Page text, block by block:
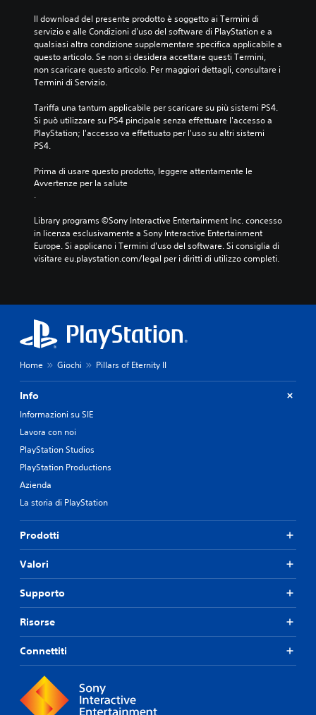
Il download del presente prodotto è soggetto ai Termini di
servizio e alle Condizioni d'uso del software di PlayStation e a
qualsiasi altra condizione supplementare specifica applicabile a
questo articolo. Se non si desidera accettare questi Termini,
non scaricare questo articolo. Per maggiori dettagli, consultare i
Termini di Servizio.
Tariffa una tantum applicabile per scaricare su più sistemi PS4.
Si può utilizzare su PS4 pincipale senza effettuare l'accesso a
PlayStation; l'accesso va effettuato per l'uso su altri sistemi
PS4.
Prima di usare questo prodotto, leggere attentamente le
Avvertenze per la salute
.
Library programs ©Sony Interactive Entertainment Inc. concesso
in licenza esclusivamente a Sony Interactive Entertainment
Europe. Si applicano i Termini d'uso del software. Si consiglia di
visitare eu.playstation.com/legal per i diritti di utilizzo completi.
Home Giochi Pillars of Eternity II
Info
Informazioni su SIE
Lavora con noi
PlayStation Studios
PlayStation Productions
Azienda
La storia di PlayStation
Prodotti
Valori
Supporto
Risorse
Connettiti